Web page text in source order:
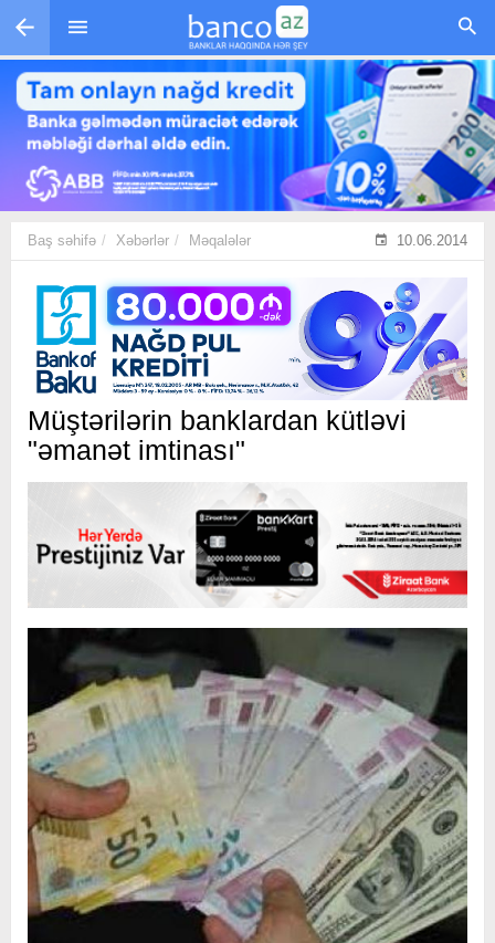
Skip to main content
Baş səhifə Xəbərlər Məqalələr 10.06.2014
Müştərilərin banklardan kütləvi
"əmanət imtinası"